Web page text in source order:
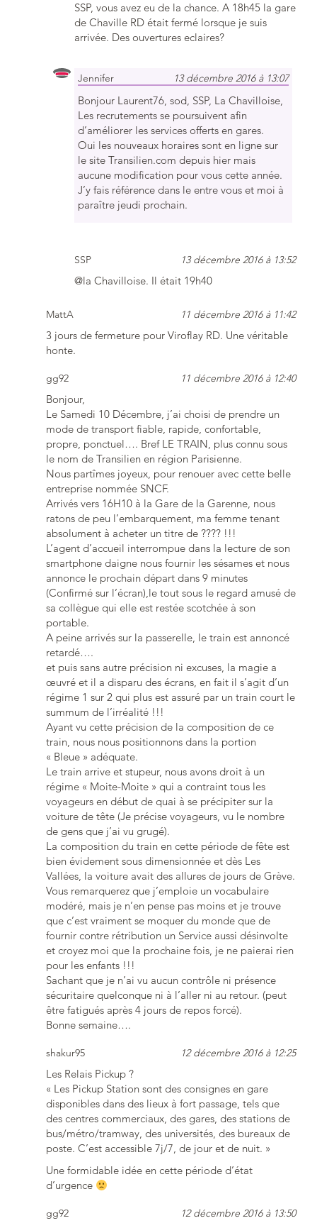
SSP, vous avez eu de la chance. A 18h45 la gare
de Chaville RD était fermé lorsque je suis
arrivée. Des ouvertures eclaires?
Jennifer 13 décembre 2016 à 13:07
Bonjour Laurent76, sod, SSP, La Chavilloise,
Les recrutements se poursuivent afin
d’améliorer les services offerts en gares.
Oui les nouveaux horaires sont en ligne sur
le site Transilien.com depuis hier mais
aucune modification pour vous cette année.
J’y fais référence dans le entre vous et moi à
paraître jeudi prochain.
SSP 13 décembre 2016 à 13:52
@la Chavilloise. Il était 19h40
MattA 11 décembre 2016 à 11:42
3 jours de fermeture pour Viroflay RD. Une véritable
honte.
gg92 11 décembre 2016 à 12:40
Bonjour,
Le Samedi 10 Décembre, j’ai choisi de prendre un
mode de transport fiable, rapide, confortable,
propre, ponctuel…. Bref LE TRAIN, plus connu sous
le nom de Transilien en région Parisienne.
Nous partîmes joyeux, pour renouer avec cette belle
entreprise nommée SNCF.
Arrivés vers 16H10 à la Gare de la Garenne, nous
ratons de peu l’embarquement, ma femme tenant
absolument à acheter un titre de ???? !!!
L’agent d’accueil interrompue dans la lecture de son
smartphone daigne nous fournir les sésames et nous
annonce le prochain départ dans 9 minutes
(Confirmé sur l’écran),le tout sous le regard amusé de
sa collègue qui elle est restée scotchée à son
portable.
A peine arrivés sur la passerelle, le train est annoncé
retardé….
et puis sans autre précision ni excuses, la magie a
œuvré et il a disparu des écrans, en fait il s’agit d’un
régime 1 sur 2 qui plus est assuré par un train court le
summum de l’irréalité !!!
Ayant vu cette précision de la composition de ce
train, nous nous positionnons dans la portion
« Bleue » adéquate.
Le train arrive et stupeur, nous avons droit à un
régime « Moite-Moite » qui a contraint tous les
voyageurs en début de quai à se précipiter sur la
voiture de tête (Je précise voyageurs, vu le nombre
de gens que j’ai vu grugé).
La composition du train en cette période de fête est
bien évidement sous dimensionnée et dès Les
Vallées, la voiture avait des allures de jours de Grève.
Vous remarquerez que j’emploie un vocabulaire
modéré, mais je n’en pense pas moins et je trouve
que c’est vraiment se moquer du monde que de
fournir contre rétribution un Service aussi désinvolte
et croyez moi que la prochaine fois, je ne paierai rien
pour les enfants !!!
Sachant que je n’ai vu aucun contrôle ni présence
sécuritaire quelconque ni à l’aller ni au retour. (peut
être fatigués après 4 jours de repos forcé).
Bonne semaine….
shakur95 12 décembre 2016 à 12:25
Les Relais Pickup ?
« Les Pickup Station sont des consignes en gare
disponibles dans des lieux à fort passage, tels que
des centres commerciaux, des gares, des stations de
bus/métro/tramway, des universités, des bureaux de
poste. C’est accessible 7j/7, de jour et de nuit. »
Une formidable idée en cette période d’état
d’urgence
gg92 12 décembre 2016 à 13:50